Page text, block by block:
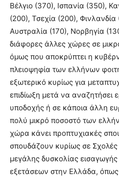
Βέλγιο (370), Ισπανία (350),
(200), Τσεχία (200),
Αυστραλία (170), Νορβηγία
διάφορες άλλες χώρες σε
όμως που αποκρύπτει η
πλειοψηφία των ελλήνων
εξωτερικό κυρίως για
επιδίωξη μετά να αναζητήσει
υποδοχής ή σε κάποια άλλη
πολύ μικρό ποσοστό των
χώρα κάνει προπτυχιακές
σπουδάζουν κυρίως σε
μεγάλης δυσκολίας
εξετάσεων στην Ελλάδα, όπως